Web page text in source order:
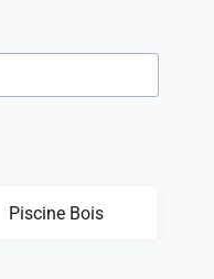
Piscine Bois